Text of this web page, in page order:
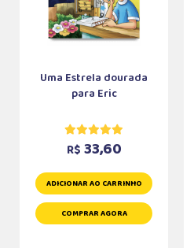
Uma Estrela dourada
para Eric
R$ 33,60
ADICIONAR AO CARRINHO
COMPRAR AGORA